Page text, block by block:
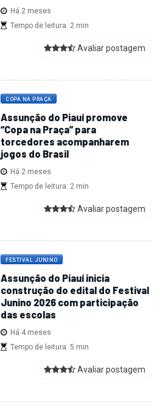
Há 2 meses
Tempo de leitura: 2 min
Avaliar postagem
COPA NA PRAÇA
Assunção do Piauí promove
“Copa na Praça” para
torcedores acompanharem
jogos do Brasil
Há 2 meses
Tempo de leitura: 2 min
Avaliar postagem
FESTIVAL JUNINO
Assunção do Piauí inicia
construção do edital do Festival
Junino 2026 com participação
das escolas
Há 4 meses
Tempo de leitura: 5 min
Avaliar postagem